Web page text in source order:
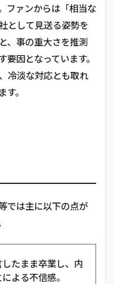
ファンからは「相当な
として見送る姿勢を
、事の重大さを推測
因となっています。
冷淡な対応とも取れ
。
では主に以下の点が
たまま卒業し、内
よる不信感。